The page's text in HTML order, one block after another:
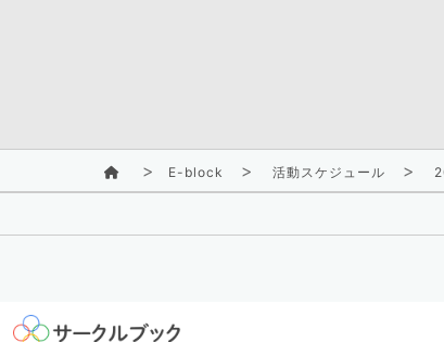
E-block 活動スケジュール